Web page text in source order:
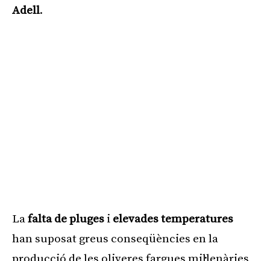
Adell.
Lafalta de pluges i elevades temperatures
han suposat greus conseqüències en la